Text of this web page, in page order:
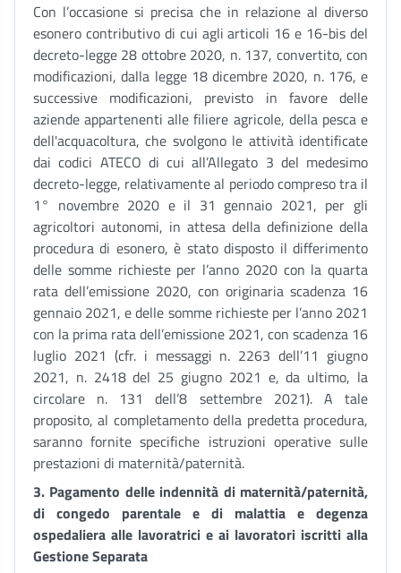
Con l’occasione si precisa che in relazione al diverso
esonero contributivo di cui agli articoli 16 e 16-bis del
decreto-legge 28 ottobre 2020, n. 137, convertito, con
modificazioni, dalla legge 18 dicembre 2020, n. 176, e
successive modificazioni, previsto in favore delle
aziende appartenenti alle filiere agricole, della pesca e
dell'acquacoltura, che svolgono le attività identificate
dai codici ATECO di cui all’Allegato 3 del medesimo
decreto-legge, relativamente al periodo compreso tra il
1° novembre 2020 e il 31 gennaio 2021, per gli
agricoltori autonomi, in attesa della definizione della
procedura di esonero, è stato disposto il differimento
delle somme richieste per l’anno 2020 con la quarta
rata dell’emissione 2020, con originaria scadenza 16
gennaio 2021, e delle somme richieste per l’anno 2021
con la prima rata dell’emissione 2021, con scadenza 16
luglio 2021 (cfr. i messaggi n. 2263 dell’11 giugno
2021, n. 2418 del 25 giugno 2021 e, da ultimo, la
circolare n. 131 dell’8 settembre 2021). A tale
proposito, al completamento della predetta procedura,
saranno fornite specifiche istruzioni operative sulle
prestazioni di maternità/paternità.
3. Pagamento delle indennità di maternità/paternità,
di congedo parentale e di malattia e degenza
ospedaliera alle lavoratrici e ai lavoratori iscritti alla
Gestione Separata